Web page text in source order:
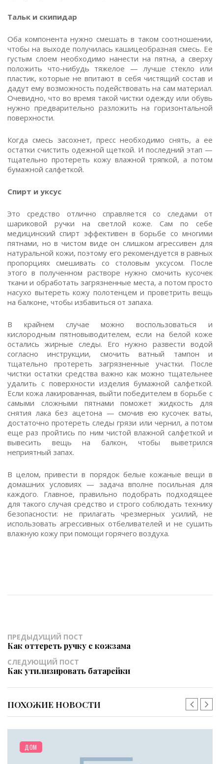
Тальк и скипидар
Оба компонента нужно смешать в таком соотношении,
чтобы на выходе получилась кашицеобразная смесь. Ее
густым слоем необходимо нанести на пятна, а сверху
положить что-нибудь тяжелое — лучше стекло или
пластик, которые не впитают в себя чистящий состав и
дадут ему возможность подействовать на сам материал.
Очевидно, что во время такой чистки одежду или обувь
нужно предварительно разложить на горизонтальной
поверхности.
Когда смесь засохнет, пресс необходимо снять, а ее
остатки счистить одежной щеткой. И последний этап —
тщательно протереть кожу влажной тряпкой, а потом
бумажной салфеткой.
Спирт и уксус
Это средство отлично справляется со следами от
шариковой ручки на светлой коже. Сам по себе
медицинский спирт эффективен в борьбе со многими
пятнами, но в чистом виде он слишком агрессивен для
натуральной кожи, поэтому его рекомендуется в равных
пропорциях смешивать со столовым уксусом. После
этого в полученном растворе нужно смочить кусочек
ткани и обработать загрязненные места, а потом просто
насухо вытереть кожу полотенцем и проветрить вещь
на балконе, чтобы избавиться от запаха.
В крайнем случае можно воспользоваться и
кислородным пятновыводителем, если на белой коже
остались жирные следы. Его нужно развести водой
согласно инструкции, смочить ватный тампон и
тщательно протереть загрязненные участки. После
чистки остатки средства важно как можно тщательнее
удалить с поверхности изделия бумажной салфеткой.
Если кожа лакированная, выйти победителем в борьбе с
самыми сложными пятнами поможет жидкость для
снятия лака без ацетона — смочив ею кусочек ваты,
достаточно протереть следы грязи или чернил, а потом
еще раз пройтись по ним чистой влажной салфеткой и
вывесить вещь на балкон, чтобы выветрился
неприятный запах.
В целом, привести в порядок белые кожаные вещи в
домашних условиях — задача вполне посильная для
каждого. Главное, правильно подобрать подходящее
для такого случая средство и строго соблюдать технику
безопасности: не прилагать чрезмерных усилий, не
использовать агрессивных отбеливателей и не сушить
влажную кожу при помощи горячего воздуха.
ПРЕДЫДУЩИЙ ПОСТ
Как оттереть ручку с кожзама
СЛЕДУЮЩИЙ ПОСТ
Как утилизировать батарейки
ПОХОЖИЕ НОВОСТИ
ДОМ